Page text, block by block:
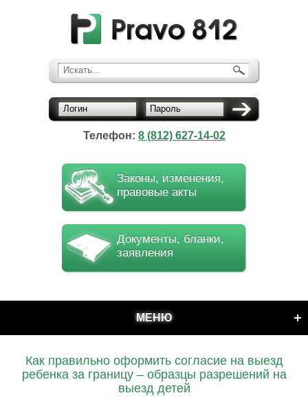
Искать...
Логин Пароль
Телефон: 8 (812) 627-14-02
Законы, изменения,
правовые акты
Документы, бланки,
заявления
МЕНЮ
Как правильно оформить согласие на выезд
ребенка за границу – образцы разрешений на
выезд детей